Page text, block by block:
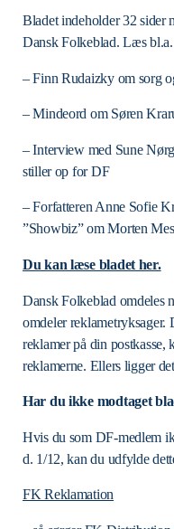
Bladet indeholder 32 sider
Dansk Folkeblad. Læs
– Finn Rudaizky om sorg
– Mindeord om Søren
– Interview med Sune
stiller op for DF
– Forfatteren Anne Sofie
”Showbiz” om Morten
Du kan læse bladet her.
Dansk Folkeblad omdeles
omdeler reklametryksager.
reklamer på din postkasse,
reklamerne. Ellers ligger
Har du ikke modtaget
Hvis du som DF-medlem
d. 1/12, kan du udfylde
FK Reklamation